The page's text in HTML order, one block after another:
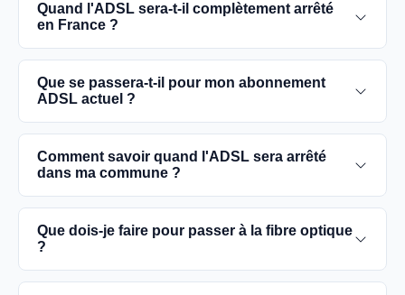
Quand l'ADSL sera-t-il complètement arrêté
en France ?
L'extinction complète du réseau ADSL est prévue
pour 2030. D'ici là, les utilisateurs sont
optique, plus rapides et fiables.
Que se passera-t-il pour mon abonnement
ADSL actuel ?
Vous pouvez continuer à utiliser votre
abonnement ADSL jusqu'à la date de fermeture du
conseillé de passer à la fibre optique dès que
possible pour une meilleure qualité de service.
Comment savoir quand l'ADSL sera arrêté
dans ma commune ?
Les dates précises de fermeture de l'ADSL varient
selon les communes. Vous pouvez trouver ces
commune spécifique.
Que dois-je faire pour passer à la fibre optique
?